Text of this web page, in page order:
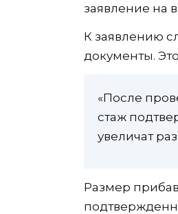
заявление на
К заявлению
документы.
«После
стаж
увеличат
Размер